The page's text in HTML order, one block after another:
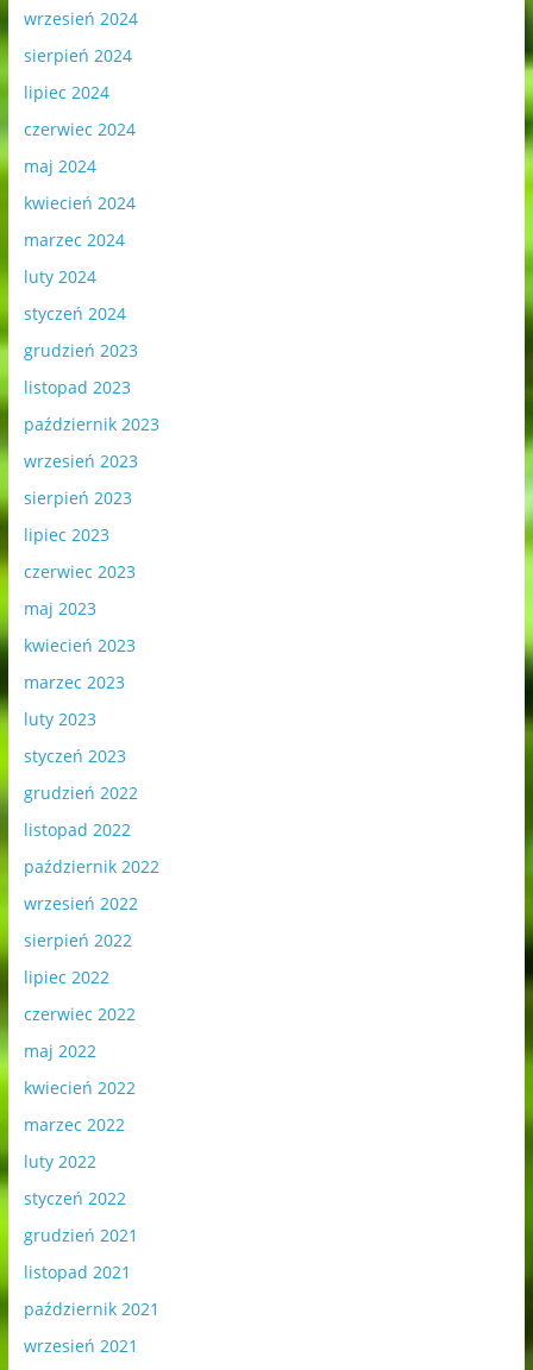
wrzesień 2024
sierpień 2024
lipiec 2024
czerwiec 2024
maj 2024
kwiecień 2024
marzec 2024
luty 2024
styczeń 2024
grudzień 2023
listopad 2023
październik 2023
wrzesień 2023
sierpień 2023
lipiec 2023
czerwiec 2023
maj 2023
kwiecień 2023
marzec 2023
luty 2023
styczeń 2023
grudzień 2022
listopad 2022
październik 2022
wrzesień 2022
sierpień 2022
lipiec 2022
czerwiec 2022
maj 2022
kwiecień 2022
marzec 2022
luty 2022
styczeń 2022
grudzień 2021
listopad 2021
październik 2021
wrzesień 2021